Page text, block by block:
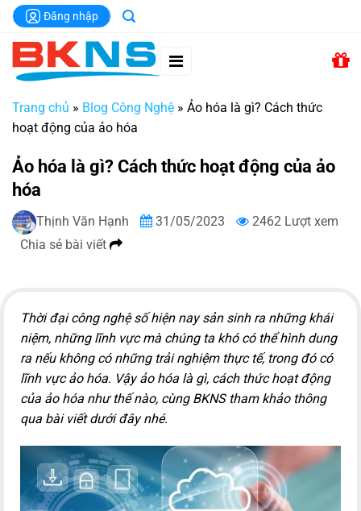
Chuyển
đến
dung
Đăng nhập
Trang chủ » Blog Công Nghệ » Ảo hóa là gì? Cách thức
hoạt động của ảo hóa
Ảo hóa là gì? Cách thức hoạt động của ảo
hóa
Thịnh Văn Hạnh 31/05/2023
2462 Lượt xem
Chia sẻ bài viết
Thời đại công nghệ số hiện nay sản sinh ra những khái
niệm, những lĩnh vực mà chúng ta khó có thể hình dung
ra nếu không có những trải nghiệm thực tế, trong đó có
lĩnh vực ảo hóa. Vậy ảo hóa là gì, cách thức hoạt động
của ảo hóa như thế nào, cùng BKNS tham khảo thông
qua bài viết dưới đây nhé.